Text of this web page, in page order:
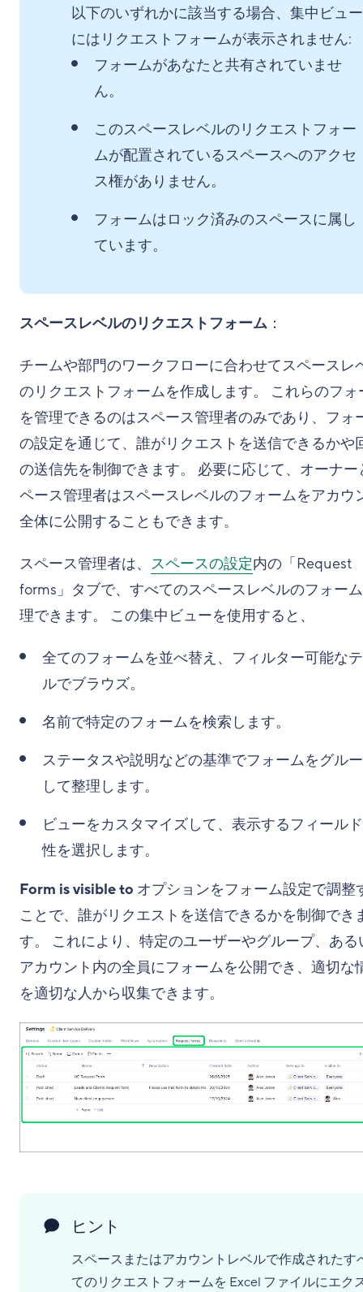
以下のいずれかに該当する場合、集中ビュー
にはリクエストフォームが表示されません:
フォームがあなたと共有されていませ
ん。
このスペースレベルのリクエストフォー
ムが配置されているスペースへのアクセ
ス権がありません。
フォームはロック済みのスペースに属し
ています。
スペースレベルのリクエストフォーム ：
チームや部門のワークフローに合わせてスペースレ
のリクエストフォームを作成します。 これらのフォ
を管理できるのはスペース管理者のみであり、フォ
の設定を通じて、誰がリクエストを送信できるかや
の送信先を制御できます。 必要に応じて、オーナー
ペース管理者はスペースレベルのフォームをアカウ
全体に公開することもできます。
スペース管理者は、 スペースの設定内の「Request
forms」タブで、すべてのスペースレベルのフォー
理できます。 この集中ビューを使用すると、
全てのフォームを並べ替え、フィルター可能な
ルでブラウズ。
名前で特定のフォームを検索します。
ステータスや説明などの基準でフォームをグル
して整理します。
ビューをカスタマイズして、表示するフィール
性を選択します。
Form is visible to オプションをフォーム設定で調整
ことで、誰がリクエストを送信できるかを制御でき
す。 これにより、特定のユーザーやグループ、ある
アカウント内の全員にフォームを公開でき、適切な
を適切な人から収集できます。
ヒント
スペースまたはアカウントレベルで作成されたす
てのリクエストフォームを Excel ファイルにエク